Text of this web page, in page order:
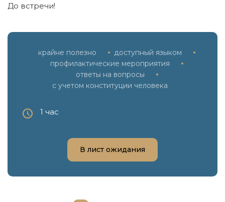
До встречи!
крайне полезно
доступный языком
профилактические мероприятия
ответы на вопросы
с учетом конституции человека
1 час
В лист ожидания